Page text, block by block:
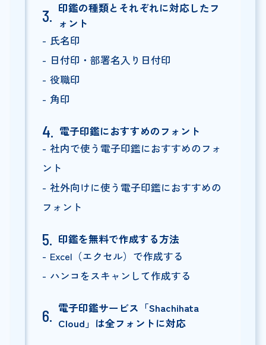
印鑑の種類とそれぞれに対応したフ
ォント
氏名印
日付印・部署名入り日付印
役職印
角印
電子印鑑におすすめのフォント
社内で使う電子印鑑におすすめのフォ
ント
社外向けに使う電子印鑑におすすめの
フォント
印鑑を無料で作成する方法
Excel（エクセル）で作成する
ハンコをスキャンして作成する
電子印鑑サービス「Shachihata
Cloud」は全フォントに対応